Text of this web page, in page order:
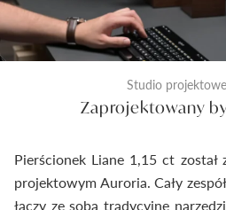
Studio
Zaprojektowany
Pierścionek Liane 1,15 ct
projektowym Auroria. Cały
łączy ze sobą tradycyjne